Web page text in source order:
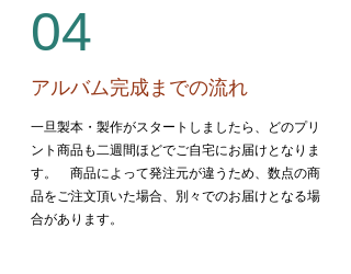
04
アルバム完成までの流れ
​一旦製本・製作がスタートしましたら、どのプリ
ント商品も二週間ほどでご自宅にお届けとなりま
す。 商品によって発注元が違うため、数点の商
品をご注文頂いた場合、別々でのお届けとなる場
合があります。